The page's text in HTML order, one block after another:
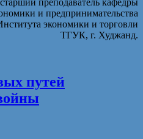
старший преподаватель кафедры
и предпринимательства
экономики и торговли
ТГУК, г. Худжанд.
путей